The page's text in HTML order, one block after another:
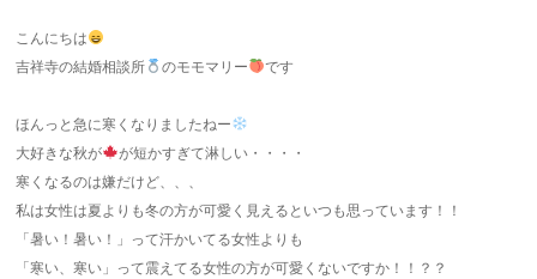
こんにちは
吉祥寺の結婚相談所
のモモマリー です
ほんっと急に寒くなりましたねー
大好きな秋が
が短かすぎて淋しい・・・・
寒くなるのは嫌だけど、、、
私は女性は夏よりも冬の方が可愛く見えるといつも思っています！！
「暑い！暑い！」って汗かいてる女性よりも
「寒い、寒い」って震えてる女性の方が可愛くないですか！！？？